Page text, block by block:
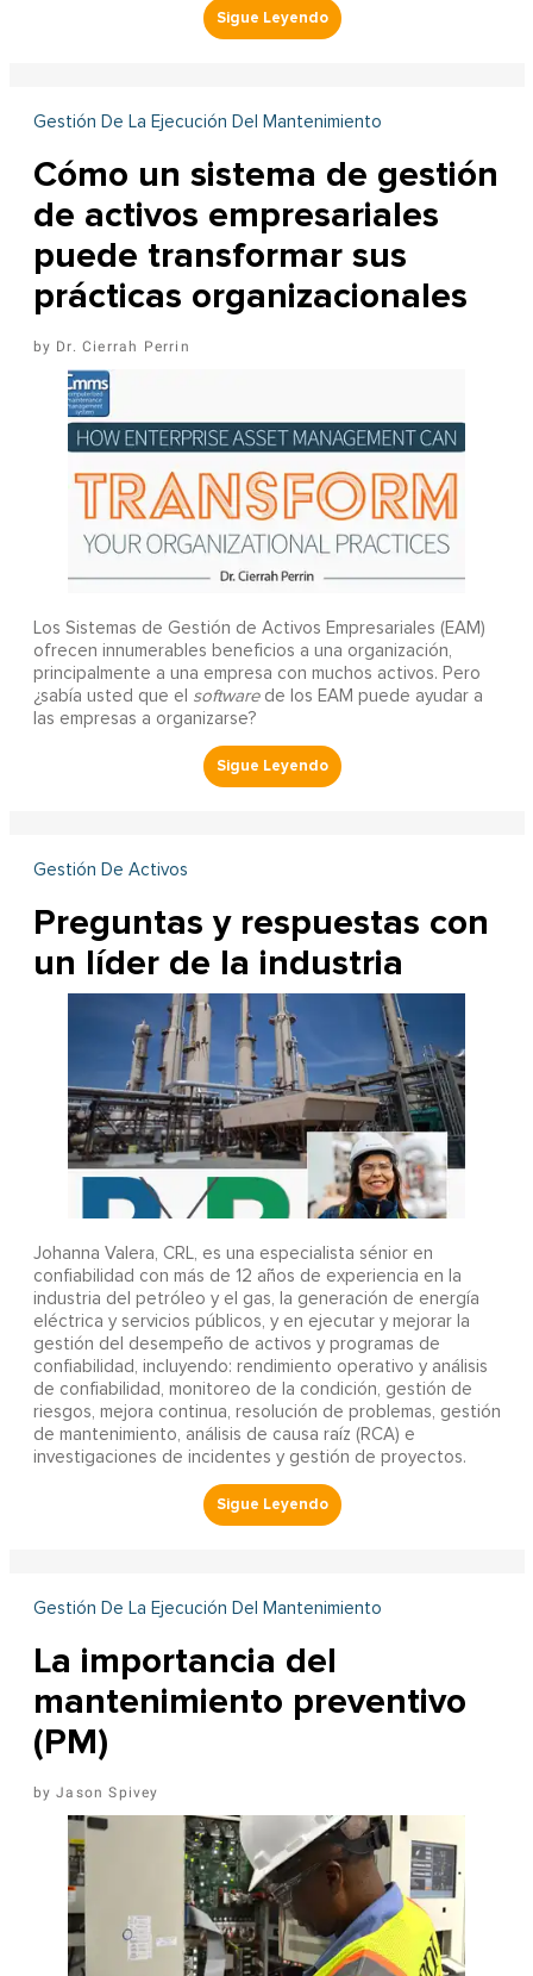
Gestión De La Ejecución Del Mantenimiento
Cómo un sistema de gestión
de activos empresariales
puede transformar sus
prácticas organizacionales
Dr. Cierrah Perrin
Los Sistemas de Gestión de Activos Empresariales (EAM)
ofrecen innumerables beneficios a una organización,
principalmente a una empresa con muchos activos. Pero
¿sabía usted que el softwarede los EAM puede ayudar a
las empresas a organizarse?
Gestión De Activos
Preguntas y respuestas con
un líder de la industria
Johanna Valera, CRL, es una especialista sénior en
confiabilidad con más de 12 años de experiencia en la
industria del petróleo y el gas, la generación de energía
eléctrica y servicios públicos, y en ejecutar y mejorar la
gestión del desempeño de activos y programas de
confiabilidad, incluyendo: rendimiento operativo y análisis
de confiabilidad, monitoreo de la condición, gestión de
riesgos, mejora continua, resolución de problemas, gestión
de mantenimiento, análisis de causa raíz (RCA) e
investigaciones de incidentes y gestión de proyectos.
Gestión De La Ejecución Del Mantenimiento
La importancia del
mantenimiento preventivo
(PM)
Jason Spivey